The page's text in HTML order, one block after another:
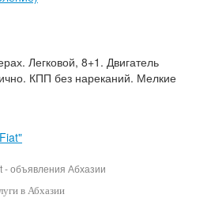
Легковой, 8+1. Двигатель
КПП без нареканий. Мелкие
- объявления Абхазии
в Абхазии